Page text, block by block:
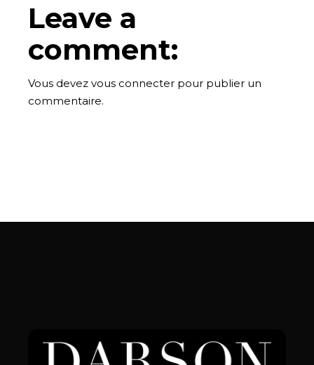
Leave a
comment:
Vous devezvous connecter pour publier un
commentaire.